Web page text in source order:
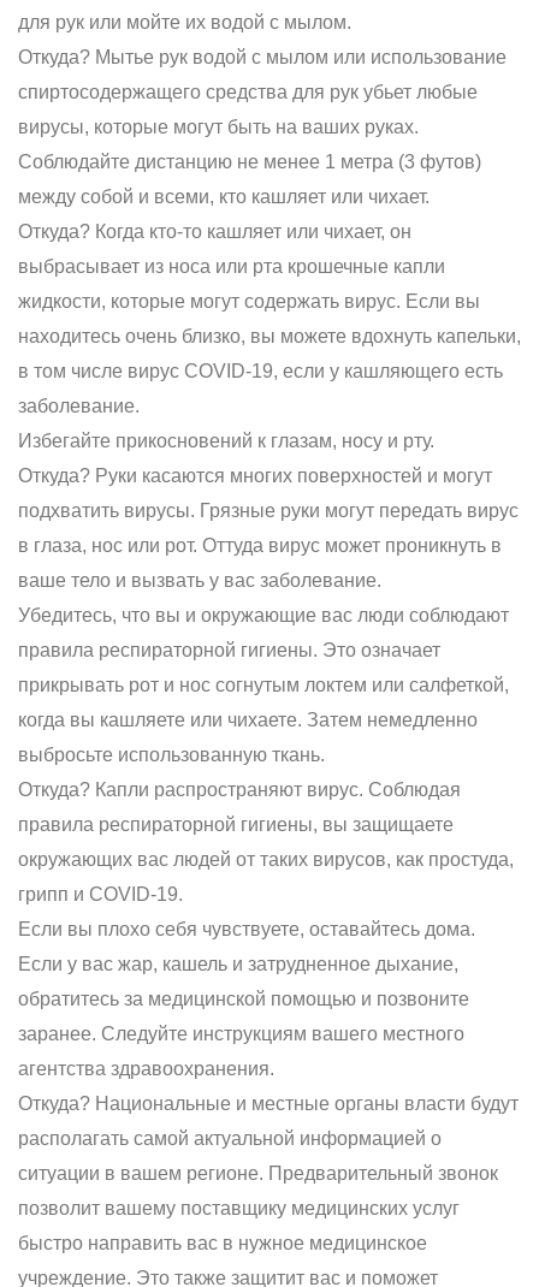
для рук или мойте их водой с мылом.
Откуда? Мытье рук водой с мылом или использование
спиртосодержащего средства для рук убьет любые
вирусы, которые могут быть на ваших руках.
Соблюдайте дистанцию не менее 1 метра (3 футов)
между собой и всеми, кто кашляет или чихает.
Откуда? Когда кто-то кашляет или чихает, он
выбрасывает из носа или рта крошечные капли
жидкости, которые могут содержать вирус. Если вы
находитесь очень близко, вы можете вдохнуть капельки,
в том числе вирус COVID-19, если у кашляющего есть
заболевание.
Избегайте прикосновений к глазам, носу и рту.
Откуда? Руки касаются многих поверхностей и могут
подхватить вирусы. Грязные руки могут передать вирус
в глаза, нос или рот. Оттуда вирус может проникнуть в
ваше тело и вызвать у вас заболевание.
Убедитесь, что вы и окружающие вас люди соблюдают
правила респираторной гигиены. Это означает
прикрывать рот и нос согнутым локтем или салфеткой,
когда вы кашляете или чихаете. Затем немедленно
выбросьте использованную ткань.
Откуда? Капли распространяют вирус. Соблюдая
правила респираторной гигиены, вы защищаете
окружающих вас людей от таких вирусов, как простуда,
грипп и COVID-19.
Если вы плохо себя чувствуете, оставайтесь дома.
Если у вас жар, кашель и затрудненное дыхание,
обратитесь за медицинской помощью и позвоните
заранее. Следуйте инструкциям вашего местного
агентства здравоохранения.
Откуда? Национальные и местные органы власти будут
располагать самой актуальной информацией о
ситуации в вашем регионе. Предварительный звонок
позволит вашему поставщику медицинских услуг
быстро направить вас в нужное медицинское
учреждение. Это также защитит вас и поможет